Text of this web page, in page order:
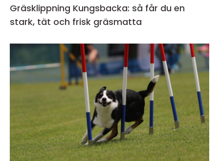
Gräsklippning Kungsbacka: så får du en
stark, tät och frisk gräsmatta